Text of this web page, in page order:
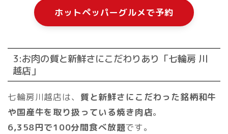
ホットペッパーグルメで予約
3:お肉の質と新鮮さにこだわりあり「七輪房 川
越店」
七輪房川越店は、 質と新鮮さにこだわった銘柄和牛
や国産牛を取り扱っている焼き肉店。
6,358円で100分間食べ放題です。